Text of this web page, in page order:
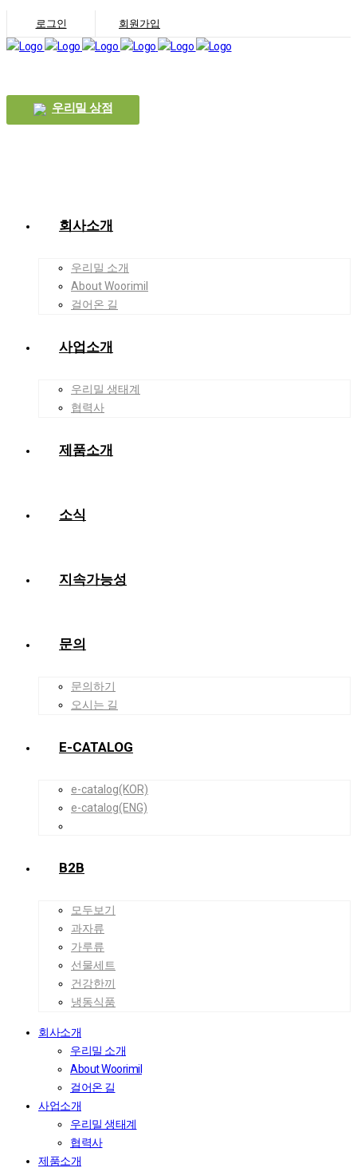
로그인 회원가입
우리밀 상점
회사소개
우리밀 소개
About Woorimil
걸어온 길
사업소개
우리밀 생태계
협력사
제품소개
소식
지속가능성
문의
문의하기
오시는 길
E-CATALOG
e-catalog(KOR)
e-catalog(ENG)
B2B
모두보기
과자류
가루류
선물세트
건강한끼
냉동식품
회사소개
우리밀 소개
About Woorimil
걸어온 길
사업소개
우리밀 생태계
협력사
제품소개